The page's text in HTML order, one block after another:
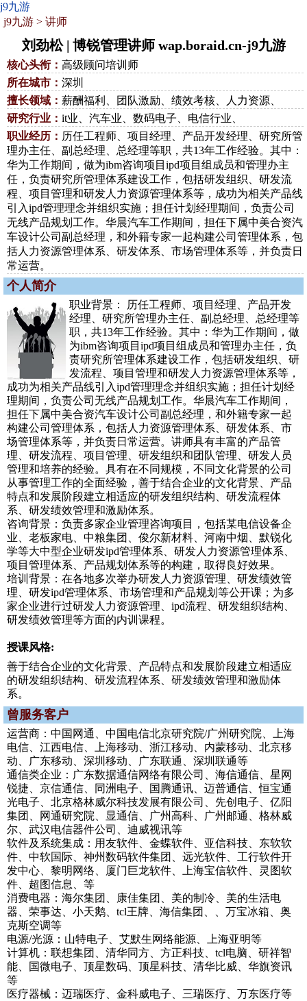
j9九游
j9九游 > 讲师
刘劲松 | 博锐管理讲师 wap.boraid.cn-j9九游
核心头衔： 高级顾问培训师
所在城市： 深圳
擅长领域： 薪酬福利、团队激励、绩效考核、人力资源、
研究行业： it业、汽车业、数码电子、电信行业、
职业经历： 历任工程师、项目经理、产品开发经理、研究所管
理办主任、副总经理、总经理等职，共13年工作经验。其中：
华为工作期间，做为ibm咨询项目ipd项目组成员和管理办主
任，负责研究所管理体系建设工作，包括研发组织、研发流
程、项目管理和研发人力资源管理体系等，成功为相关产品线
引入ipd管理理念并组织实施；担任计划经理期间，负责公司
无线产品规划工作。华晨汽车工作期间，担任下属中美合资汽
车设计公司副总经理，和外籍专家一起构建公司管理体系，包
括人力资源管理体系、研发体系、市场管理体系等，并负责日
常运营。
个人简介
职业背景： 历任工程师、项目经理、产品开发
经理、研究所管理办主任、副总经理、总经理等
职，共13年工作经验。其中：华为工作期间，做
为ibm咨询项目ipd项目组成员和管理办主任，负
责研究所管理体系建设工作，包括研发组织、研
发流程、项目管理和研发人力资源管理体系等，
成功为相关产品线引入ipd管理理念并组织实施；担任计划经
理期间，负责公司无线产品规划工作。华晨汽车工作期间，
担任下属中美合资汽车设计公司副总经理，和外籍专家一起
构建公司管理体系，包括人力资源管理体系、研发体系、市
场管理体系等，并负责日常运营。讲师具有丰富的产品管
理、研发流程、项目管理、研发组织和团队管理、研发人员
管理和培养的经验。具有在不同规模，不同文化背景的公司
从事管理工作的全面经验，善于结合企业的文化背景、产品
特点和发展阶段建立相适应的研发组织结构、研发流程体
系、研发绩效管理和激励体系。
咨询背景：负责多家企业管理咨询项目，包括某电信设备企
业、老板家电、中粮集团、俊尔新材料、河南中烟、默锐化
学等大中型企业研发ipd管理体系、研发人力资源管理体系、
项目管理体系、产品规划体系等的构建，取得良好效果。
培训背景：在各地多次举办研发人力资源管理、研发绩效管
理、研发ipd管理体系、市场管理和产品规划等公开课；为多
家企业进行过研发人力资源管理、ipd流程、研发组织结构、
研发绩效管理等方面的内训课程。
授课风格:
善于结合企业的文化背景、产品特点和发展阶段建立相适应
的研发组织结构、研发流程体系、研发绩效管理和激励体
系。
曾服务客户
运营商：中国网通、中国电信北京研究院/广州研究院、上海
电信、江西电信、上海移动、浙江移动、内蒙移动、北京移
动、广东移动、深圳移动、广东联通、深圳联通等
通信类企业：广东数据通信网络有限公司、海信通信、星网
锐捷、京信通信、同洲电子、国腾通讯、迈普通信、恒宝通
光电子、北京格林威尔科技发展有限公司、先创电子、亿阳
集团、网通研究院、显通信、广州高科、广州邮通、格林威
尔、武汉电信器件公司、迪威视讯等
软件及系统集成：用友软件、金蝶软件、亚信科技、东软软
件、中软国际、神州数码软件集团、远光软件、工行软件开
发中心、黎明网络、厦门巨龙软件、上海宝信软件、灵图软
件、超图信息、等
消费电器：海尔集团、康佳集团、美的制冷、美的生活电
器、荣事达、小天鹅、tcl王牌、海信集团、、万宝冰箱、奥
克斯空调等
电源/光源：山特电子、艾默生网络能源、上海亚明等
计算机：联想集团、清华同方、方正科技、tcl电脑、研祥智
能、国微电子、顶星数码、顶星科技、清华比威、华旗资讯
等
医疗器械：迈瑞医疗、金科威电子、三瑞医疗、万东医疗等